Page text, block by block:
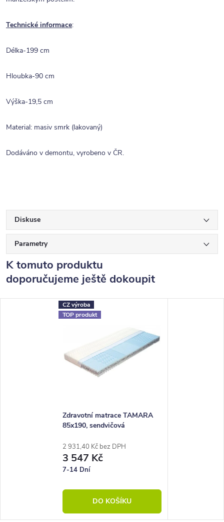
Technické informace:
Délka-199 cm
Hloubka-90 cm
Výška-19,5 cm
Material: masiv smrk (lakovaný)
Dodáváno v demontu, vyrobeno v ČR.
Diskuse
Parametry
K tomuto produktu
doporučujeme ještě dokoupit
CZ výroba
TOP produkt
Zdravotní matrace TAMARA
85x190, sendvičová
2 931,40 Kč bez DPH
3 547 Kč
7-14 Dní
DO KOŠÍKU